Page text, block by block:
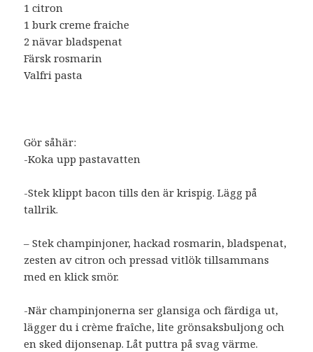
1 citron
1 burk creme fraiche
2 nävar bladspenat
Färsk rosmarin
Valfri pasta
Gör såhär:
-Koka upp pastavatten
-Stek klippt bacon tills den är krispig. Lägg på
tallrik.
– Stek champinjoner, hackad rosmarin, bladspenat,
zesten av citron och pressad vitlök tillsammans
med en klick smör.
-När champinjonerna ser glansiga och färdiga ut,
lägger du i crème fraîche, lite grönsaksbuljong och
en sked dijonsenap. Låt puttra på svag värme.